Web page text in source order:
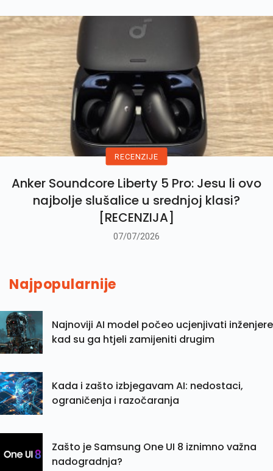
RECENZIJE
Anker Soundcore Liberty 5 Pro: Jesu li ovo
najbolje slušalice u srednjoj klasi?
[RECENZIJA]
07/07/2026
Najpopularnije
Najnoviji AI model počeo ucjenjivati inženjere
kad su ga htjeli zamijeniti drugim
Kada i zašto izbjegavam AI: nedostaci,
ograničenja i razočaranja
Zašto je Samsung One UI 8 iznimno važna
nadogradnja?